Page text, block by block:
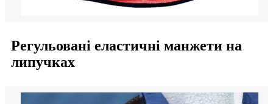
Регульовані еластичні манжети на
липучках